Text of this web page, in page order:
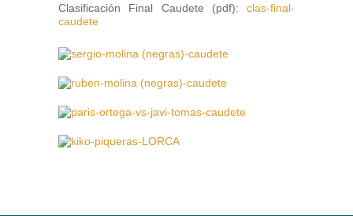
Clasificación Final Caudete (pdf): clas-final-
caudete